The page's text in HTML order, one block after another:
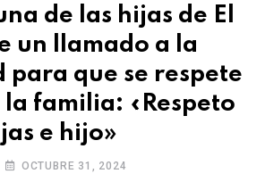
de las hijas de El
un llamado a la
para que se respete
familia: «Respeto
e hijo»
OCTUBRE 31, 2024